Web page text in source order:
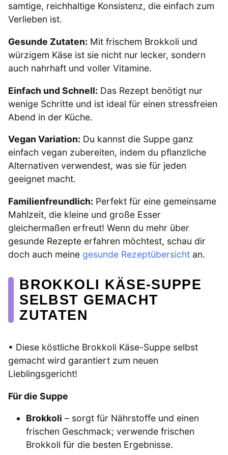
samtige, reichhaltige Konsistenz, die einfach zum
Verlieben ist.
Gesunde Zutaten: Mit frischem Brokkoli und
würzigem Käse ist sie nicht nur lecker, sondern
auch nahrhaft und voller Vitamine.
Einfach und Schnell: Das Rezept benötigt nur
wenige Schritte und ist ideal für einen stressfreien
Abend in der Küche.
Vegan Variation: Du kannst die Suppe ganz
einfach vegan zubereiten, indem du pflanzliche
Alternativen verwendest, was sie für jeden
geeignet macht.
Familienfreundlich: Perfekt für eine gemeinsame
Mahlzeit, die kleine und große Esser
gleichermaßen erfreut! Wenn du mehr über
gesunde Rezepte erfahren möchtest, schau dir
doch auch meine gesunde Rezeptübersicht an.
BROKKOLI KÄSE-SUPPE
SELBST GEMACHT
ZUTATEN
• Diese köstliche Brokkoli Käse-Suppe selbst
gemacht wird garantiert zum neuen
Lieblingsgericht!
Für die Suppe
Brokkoli – sorgt für Nährstoffe und einen
frischen Geschmack; verwende frischen
Brokkoli für die besten Ergebnisse.